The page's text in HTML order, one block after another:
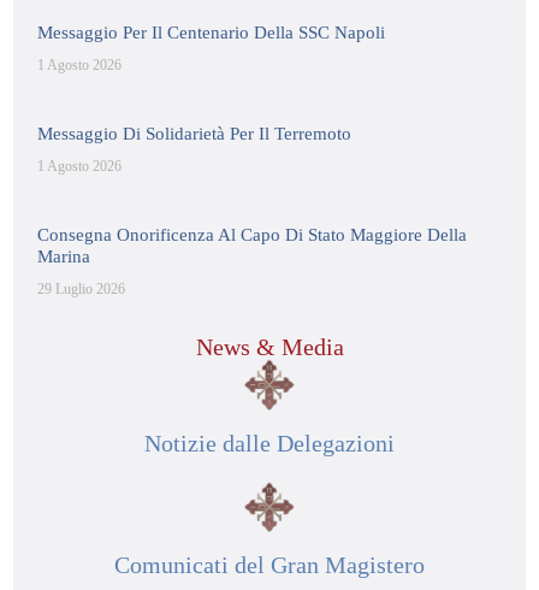
Messaggio Per Il Centenario Della SSC Napoli
1 Agosto 2026
Messaggio Di Solidarietà Per Il Terremoto
1 Agosto 2026
Consegna Onorificenza Al Capo Di Stato Maggiore Della
Marina
29 Luglio 2026
News & Media
Notizie dalle Delegazioni
Comunicati del Gran Magistero